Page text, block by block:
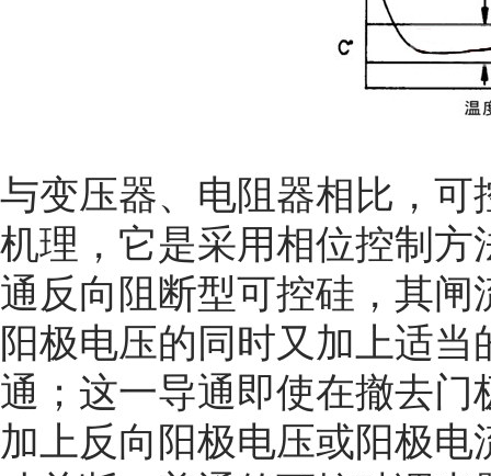
与变压器、电阻器相比，
机理，它是采用相位控制
通反向阻断型可控硅，其
阳极电压的同时又加上适
通；这一导通即使在撤去
加上反向阳极电压或阳极